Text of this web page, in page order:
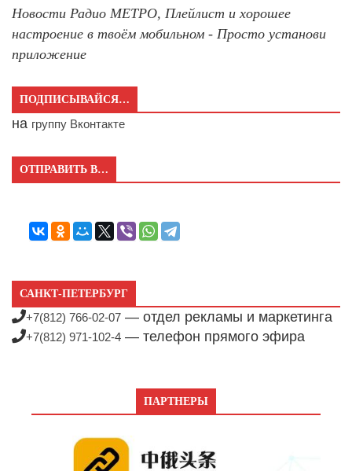
Новости Радио МЕТРО, Плейлист и хорошее
настроение в твоём мобильном - Просто установи
приложение
ПОДПИСЫВАЙСЯ…
на группу Вконтакте
ОТПРАВИТЬ В…
САНКТ-ПЕТЕРБУРГ
+7(812) 766-02-07 — отдел рекламы и маркетинга
+7(812) 971-102-4 — телефон прямого эфира
ПАРТНЕРЫ